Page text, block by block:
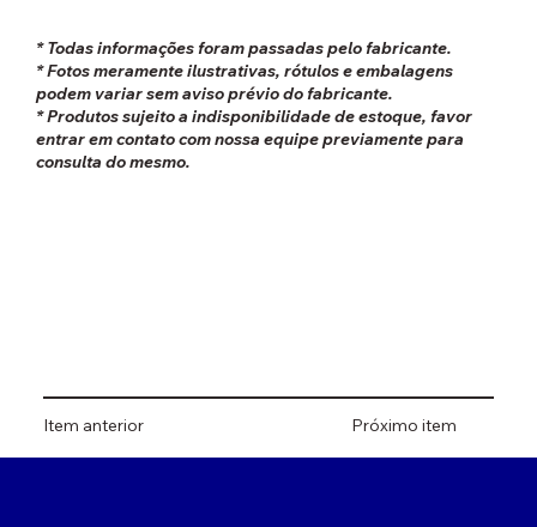
* Todas informações foram passadas pelo fabricante.
* Fotos meramente ilustrativas, rótulos e embalagens
podem variar sem aviso prévio do fabricante.
* Produtos sujeito a indisponibilidade de estoque, favor
entrar em contato com nossa equipe previamente para
consulta do mesmo.
Próximo item
Item anterior